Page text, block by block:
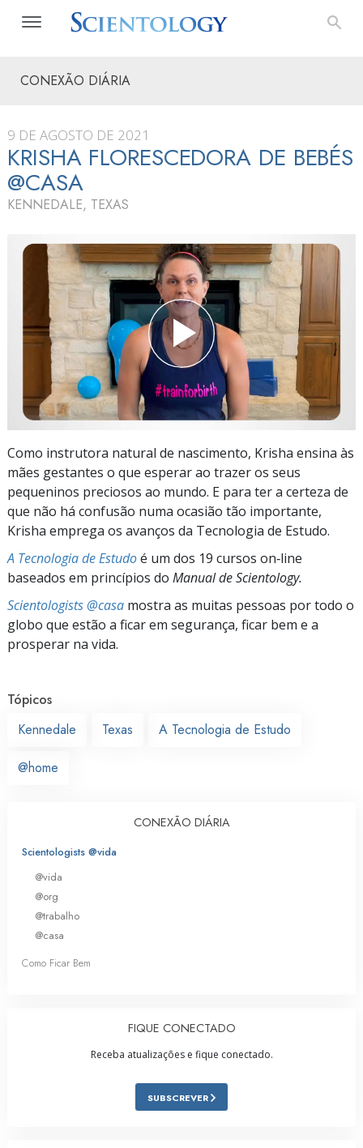
CONEXÃO DIÁRIA
9 DE AGOSTO DE 2021
KRISHA FLORESCEDORA DE BEBÉS
@CASA
KENNEDALE, TEXAS
Como instrutora natural de nascimento, Krisha ensina às
mães gestantes o que esperar ao trazer os seus
pequeninos preciosos ao mundo. E para ter a certeza de
que não há confusão numa ocasião tão importante,
Krisha emprega os avanços da Tecnologia de Estudo.
A Tecnologia de Estudoé um dos 19 cursos on‑line
baseados em princípios do Manual de Scientology.
Scientologists @casa mostra as muitas pessoas por todo o
globo que estão a ficar em segurança, ficar bem e a
prosperar na vida.
Tópicos
Kennedale
Texas A Tecnologia de Estudo
@home
CONEXÃO DIÁRIA
Scientologists @vida
@vida
@org
@trabalho
@casa
Como Ficar Bem
FIQUE CONECTADO
Receba atualizações e fique conectado.
SUBSCREVER